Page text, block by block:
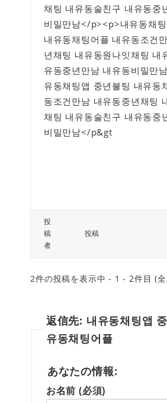
채팅 내유동술친구 내유동중
비밀만남</p><p>내유동채
내유동채팅어플 내유동조건
년채팅 내유동원나잇채팅 내
유동중년만남 내유동비밀만
유동채팅앱 중년불팅 내유동
동조건만남 내유동중년채팅
채팅 내유동술친구 내유동중
비밀만남</p&gt
投
稿
者
投稿
2件の投稿を表示中 - 1 - 2件目 (
返信先: 내유동채팅앱
유동채팅어플
あなたの情報:
お名前 (必須)